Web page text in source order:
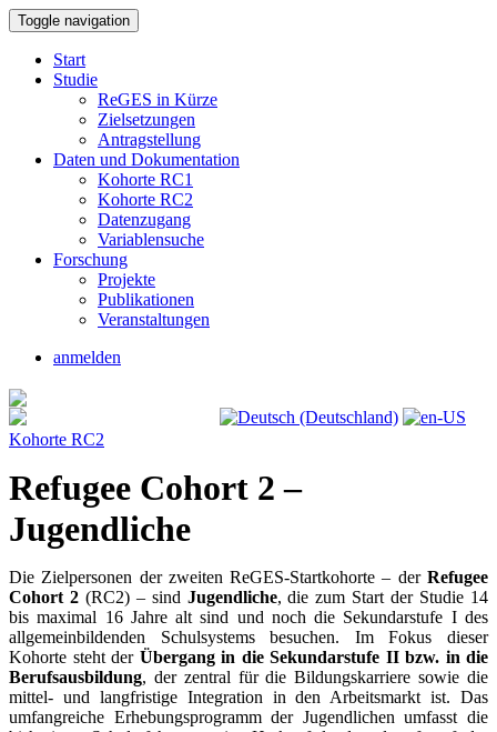
Toggle navigation
Start
Studie
ReGES in Kürze
Zielsetzungen
Antragstellung
Daten und Dokumentation
Kohorte RC1
Kohorte RC2
Datenzugang
Variablensuche
Forschung
Projekte
Publikationen
Veranstaltungen
anmelden
Kohorte RC2
Refugee Cohort 2 –
Jugendliche
Die Zielpersonen der zweiten ReGES-Startkohorte – der Refugee
Cohort 2(RC2) – sind Jugendliche, die zum Start der Studie 14
bis maximal 16 Jahre alt sind und noch die Sekundarstufe I des
allgemeinbildenden Schulsystems besuchen. Im Fokus dieser
Kohorte steht der Übergang in die Sekundarstufe II bzw. in die
Berufsausbildung, der zentral für die Bildungskarriere sowie die
mittel- und langfristige Integration in den Arbeitsmarkt ist. Das
umfangreiche Erhebungsprogramm der Jugendlichen umfasst die